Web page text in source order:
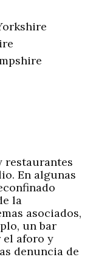
restaurantes
En algunas
la
asociados,
un bar
el aforo y
denuncia de